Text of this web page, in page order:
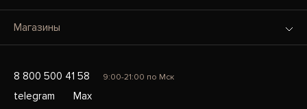
Магазины
8 800 500 41 58 9:00-21:00 по Мск
telegram
Max